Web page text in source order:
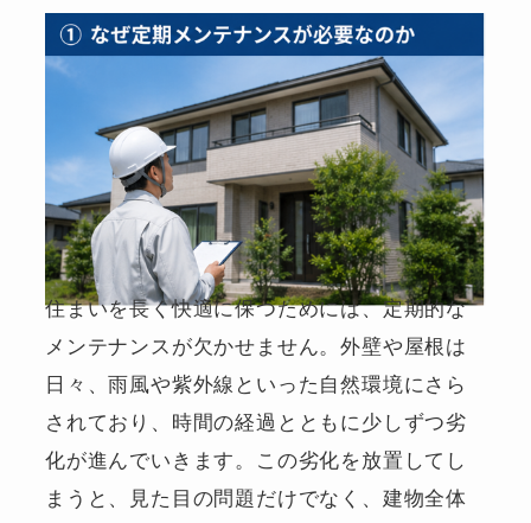
住まいを長く快適に保つためには、定期的な
メンテナンスが欠かせません。外壁や屋根は
日々、雨風や紫外線といった自然環境にさら
されており、時間の経過とともに少しずつ劣
化が進んでいきます。この劣化を放置してし
まうと、見た目の問題だけでなく、建物全体